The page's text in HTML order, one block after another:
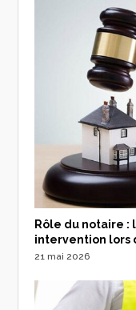
Rôle du notaire :
intervention lors
21 mai 2026